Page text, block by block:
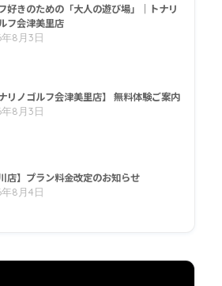
好きのための「大人の遊び場」｜トナリ
フ会津美里店
8月3日
ナリノゴルフ会津美里店】 無料体験ご案内
8月3日
川店】プラン料金改定のお知らせ
8月4日